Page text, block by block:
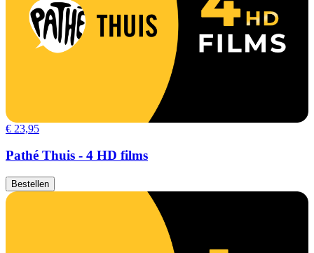
€ 23,95
Pathé Thuis - 4 HD films
Bestellen